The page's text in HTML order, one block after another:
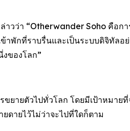
าวว่า “Otherwander Soho คือก
าพักที่ราบรื่นและเป็นระบบดิจิทั
ของโลก”
ยายตัวไปทั่วโลก โดยมีเป้าหมา
ายไว้ไม่ว่าจะไปที่ใดก็ตาม